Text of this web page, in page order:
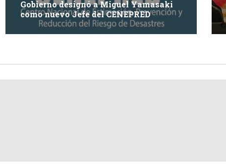
Gobierno designó a Miguel Yamasaki
como nuevo Jefe del CENEPRED